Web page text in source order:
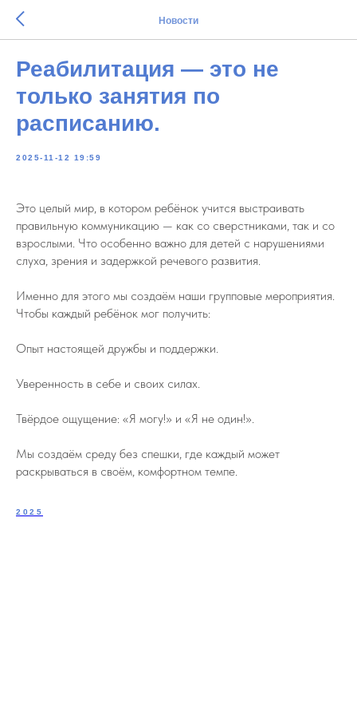
Новости
Реабилитация — это не
только занятия по
расписанию.
2025-11-12 19:59
Это целый мир, в котором ребёнок учится выстраивать
правильную коммуникацию — как со сверстниками, так и со
взрослыми. Что особенно важно для детей с нарушениями
слуха, зрения и задержкой речевого развития.
Именно для этого мы создаём наши групповые мероприятия.
Чтобы каждый ребёнок мог получить:
Опыт настоящей дружбы и поддержки.
Уверенность в себе и своих силах.
Твёрдое ощущение: «Я могу!» и «Я не один!».
Мы создаём среду без спешки, где каждый может
раскрываться в своём, комфортном темпе.
2025